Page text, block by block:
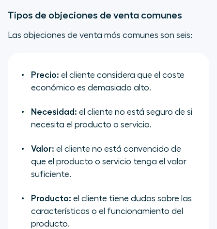
Tipos de objeciones de venta comunes
Las objeciones de venta más comunes son seis:
Precio: el cliente considera que el coste
económico es demasiado alto.
Necesidad: el cliente no está seguro de si
necesita el producto o servicio.
Valor: el cliente no está convencido de
que el producto o servicio tenga el valor
suficiente.
Producto: el cliente tiene dudas sobre las
características o el funcionamiento del
producto.